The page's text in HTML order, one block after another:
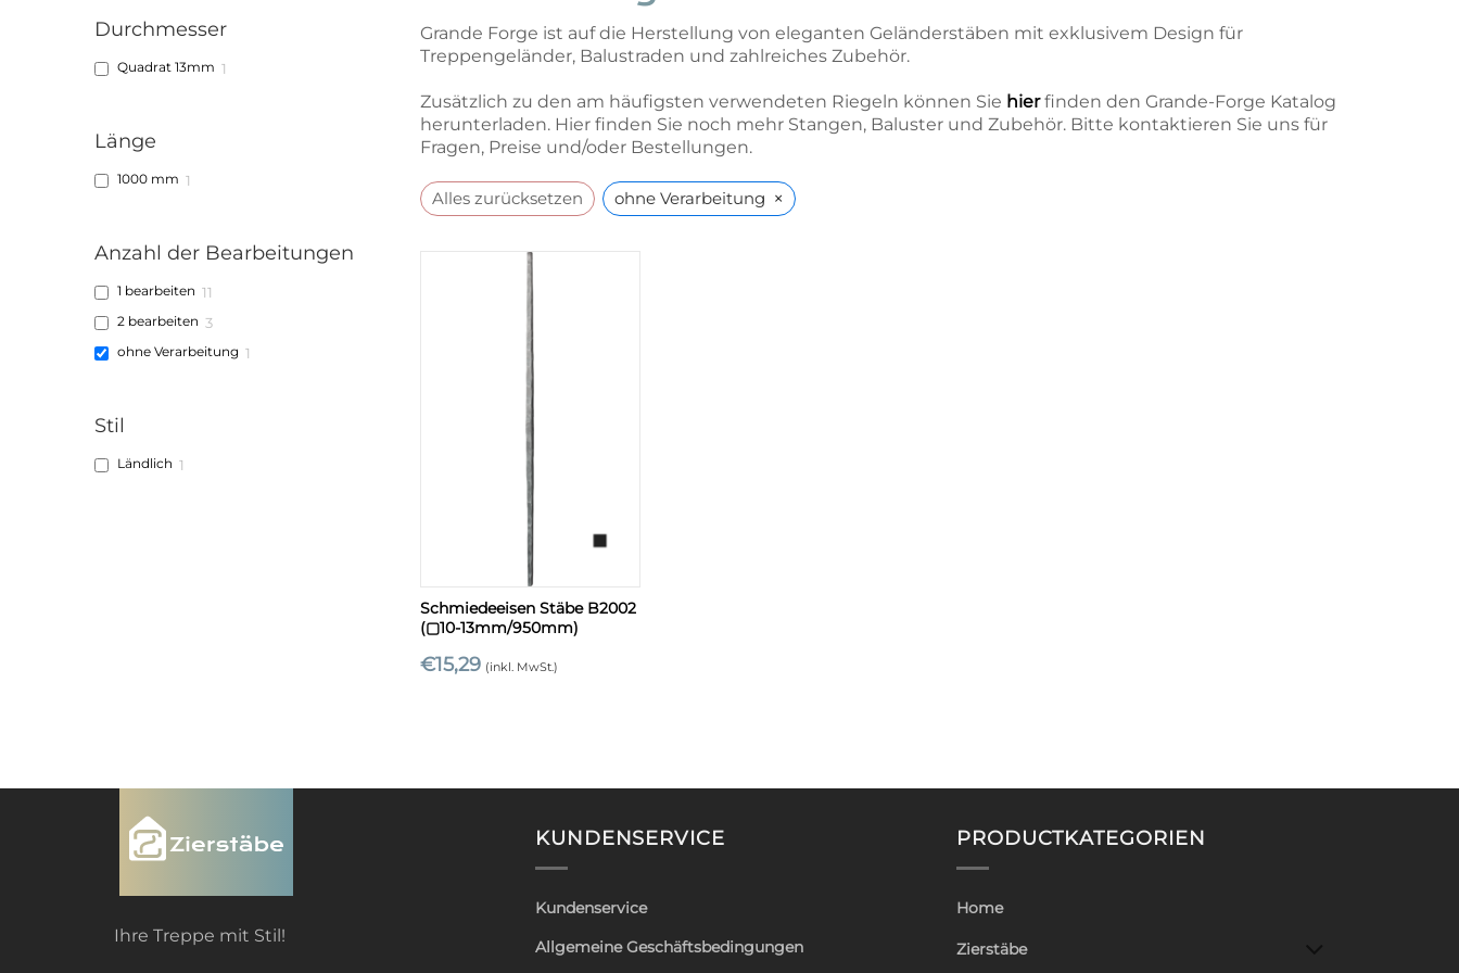
Durchmesser
Quadrat 13mm 1
Länge
1000 mm 1
Anzahl der Bearbeitungen
1 bearbeiten 11
2 bearbeiten 3
ohne Verarbeitung 1
Stil
Ländlich 1
Grande Forge ist auf die Herstellung von eleganten Geländerstäben mit exklusivem Design für
Treppengeländer, Balustraden und zahlreiches Zubehör.
Zusätzlich zu den am häufigsten verwendeten Riegeln können Sie hierfinden den Grande-Forge Katalog
herunterladen. Hier finden Sie noch mehr Stangen, Baluster und Zubehör. Bitte kontaktieren Sie uns für
Fragen, Preise und/oder Bestellungen.
Alles zurücksetzen ohne Verarbeitung ×
Schmiedeeisen Stäbe B2002
(▢10-13mm/950mm)
€15,29 (inkl. MwSt.)
Ihre Treppe mit Stil!
KUNDENSERVICE
Kundenservice
Allgemeine Geschäftsbedingungen
PRODUCTKATEGORIEN
Home
Zierstäbe